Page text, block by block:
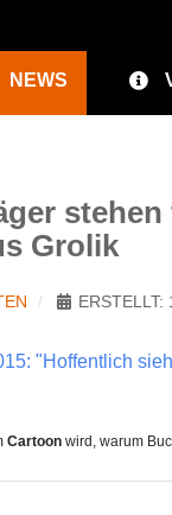
NEWS
Grolik
ERSTELLT:
"Hoffentlich
Cartoon wird, warum